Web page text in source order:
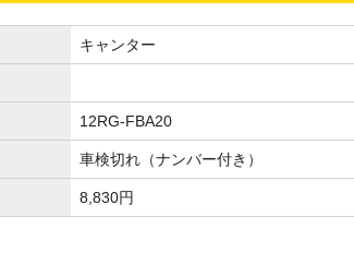
キャンター
12RG-FBA20
車検切れ（ナンバー付き）
8,830円